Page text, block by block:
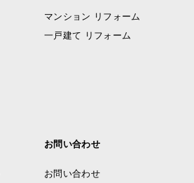
マンション リフォーム
一戸建て リフォーム
お問い合わせ
お問い合わせ